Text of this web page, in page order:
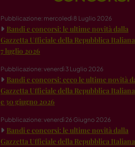
Pubblicazione: mercoledì 8 Luglio 2026
Bandi e concorsi: le ultime novità dalla
Gazzetta Ufficiale della Repubblica
7 luglio 2026
Pubblicazione: venerdì 3 Luglio 2026
Bandi e concorsi: ecco le ultime novità
Gazzetta Ufficiale della Repubblica
e 30 giugno 2026
Pubblicazione: venerdì 26 Giugno 2026
Bandi e concorsi: le ultime novità dalla
Gazzetta Ufficiale della Repubblica